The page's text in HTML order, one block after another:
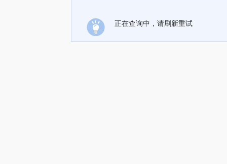
正在查询中，请刷新重试